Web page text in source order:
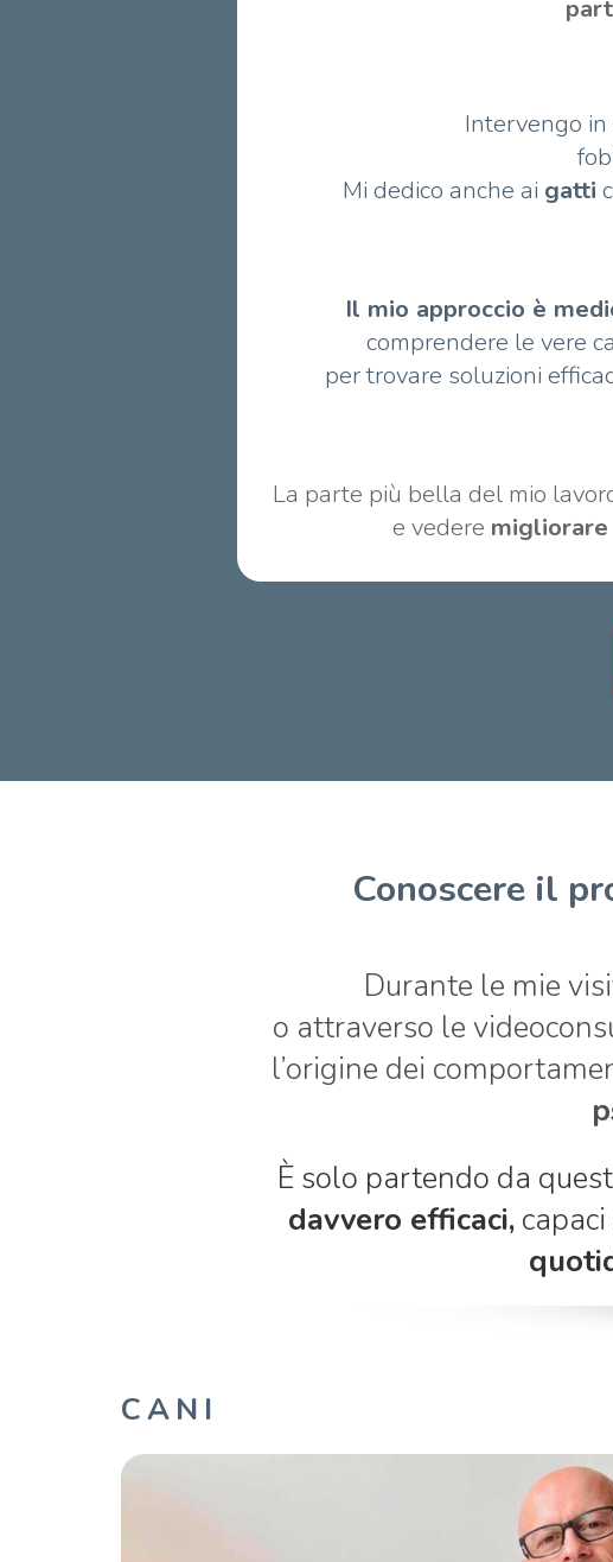
Intervengo
Mi dedico anche ai gatti
Il mio approccio è
comprendere le vere
per trovare soluzioni
La parte più bella del mio
e vedere
Conoscere il
Durante le mie
o attraverso le
l’origine dei
È solo partendo da
davvero efficaci,
CANI